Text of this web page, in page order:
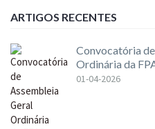
ARTIGOS RECENTES
Convocatória
Ordinária da
01-04-2026